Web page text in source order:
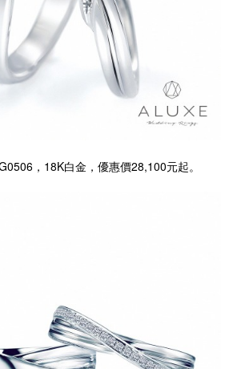
，18K白金，優惠價28,100元起。